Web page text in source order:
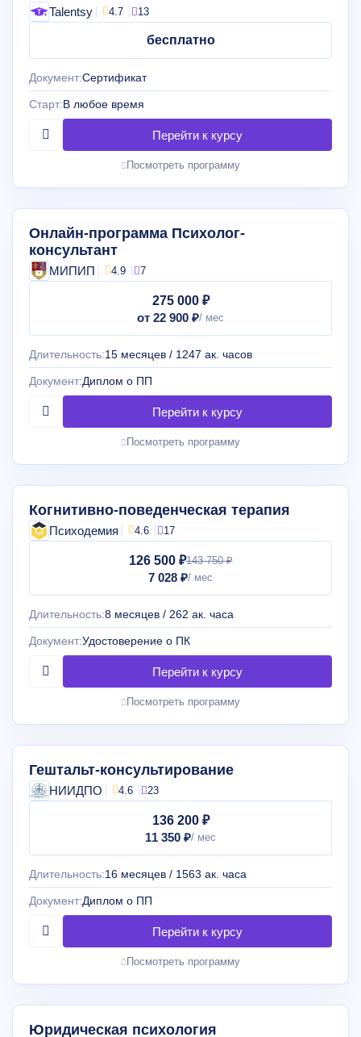
Talentsy 4.7 13
бесплатно
Документ:Сертификат
Старт:В любое время
Посмотреть программу
Онлайн-программа Психолог-
консультант
МИПИП 4.9 7
275 000 ₽
от 22 900 ₽
Длительность:15 месяцев / 1247 ак. часов
Документ:Диплом о ПП
Посмотреть программу
Когнитивно-поведенческая терапия
Психодемия 4.6 17
126 500 ₽143 750 ₽
7 028 ₽
Длительность:8 месяцев / 262 ак. часа
Документ:Удостоверение о ПК
Посмотреть программу
Гештальт-консультирование
НИИДПО 4.6 23
136 200 ₽
11 350 ₽
Длительность:16 месяцев / 1563 ак. часа
Документ:Диплом о ПП
Посмотреть программу
Юридическая психология